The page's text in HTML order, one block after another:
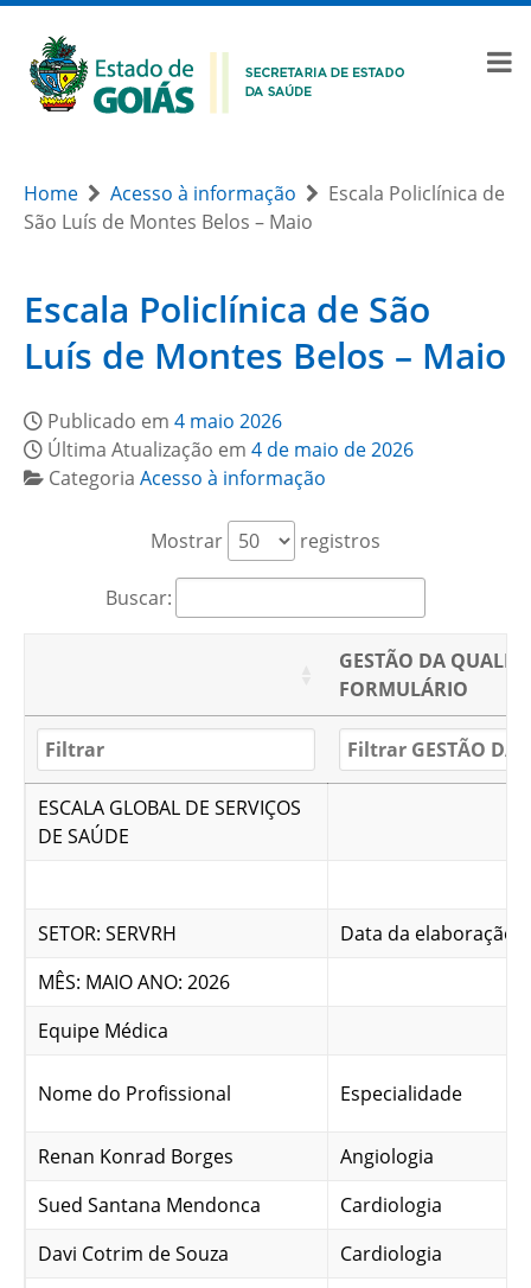
Home Acesso à informação
Escala Policlínica de
São Luís de Montes Belos – Maio
Escala Policlínica de São
Luís de Montes Belos – Maio
Publicado em 4 maio 2026
Última Atualização em 4 de maio de 2026
Categoria Acesso à informação
Mostrar registros
Buscar:
GESTÃO DA
FORMULÁRIO
ESCALA GLOBAL DE SERVIÇOS
DE SAÚDE
SETOR: SERVRH
Data da elaboração:
MÊS: MAIO ANO: 2026
Equipe Médica
Nome do Profissional Especialidade
Renan Konrad Borges
Angiologia
Sued Santana Mendonca
Cardiologia
Davi Cotrim de Souza
Cardiologia